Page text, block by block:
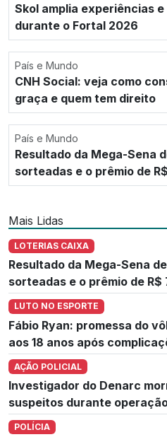
Skol amplia experiências
durante o Fortal 2026
País e Mundo
CNH Social: veja como
graça e quem tem direito
País e Mundo
Resultado da Mega-Sena
sorteadas e o prêmio de
Mais Lidas
LOTERIAS CAIXA
Resultado da Mega-Sena
sorteadas e o prêmio de R$
LUTO NO ESPORTE
Fábio Ryan: promessa do
aos 18 anos após
AÇÃO POLICIAL
Investigador do Denarc
suspeitos durante
POLÍCIA